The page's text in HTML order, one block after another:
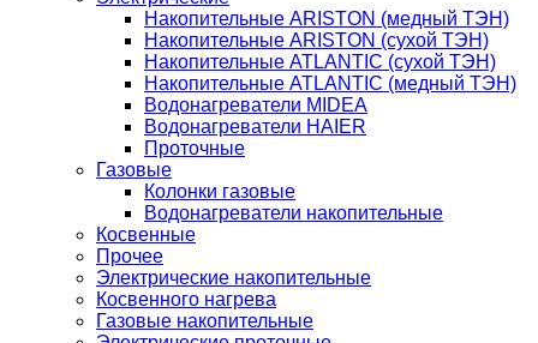
Накопительные ARISTON (медный ТЭН)
Накопительные ARISTON (сухой ТЭН)
Накопительные ATLANTIC (сухой ТЭН)
Накопительные ATLANTIC (медный ТЭН)
Водонагреватели MIDEA
Водонагреватели HAIER
Проточные
Газовые
Колонки газовые
Водонагреватели накопительные
Косвенные
Прочее
Электрические накопительные
Косвенного нагрева
Газовые накопительные